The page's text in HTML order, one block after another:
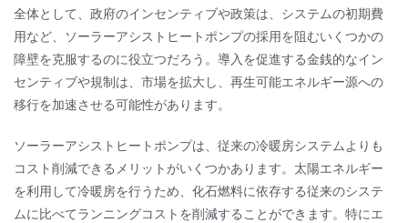
全体として、政府のインセンティブや政策は、システムの初期費
用など、ソーラーアシストヒートポンプの採用を阻むいくつかの
障壁を克服するのに役立つだろう。導入を促進する金銭的なイン
センティブや規制は、市場を拡大し、再生可能エネルギー源への
移行を加速させる可能性があります。
ソーラーアシストヒートポンプは、従来の冷暖房システムよりも
コスト削減できるメリットがいくつかあります。太陽エネルギー
を利用して冷暖房を行うため、化石燃料に依存する従来のシステ
ムに比べてランニングコストを削減することができます。特にエ